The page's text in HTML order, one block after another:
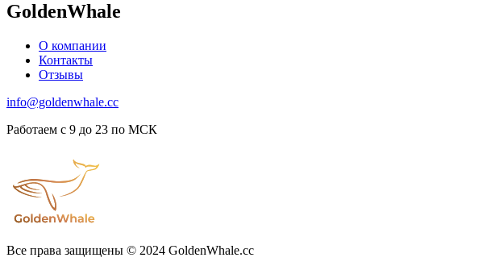
GoldenWhale
О компании
Контакты
Отзывы
info@goldenwhale.cc
Работаем с 9 до 23 по МСК
Все права защищены © 2024 GoldenWhale.cc